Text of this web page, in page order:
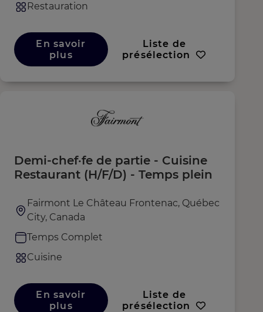
Restauration
En savoir
plus
Liste de
présélection
Demi-chef·fe de partie - Cuisine
Restaurant (H/F/D) - Temps plein
Fairmont Le Château Frontenac, Québec
City, Canada
Temps Complet
Cuisine
En savoir
plus
Liste de
présélection